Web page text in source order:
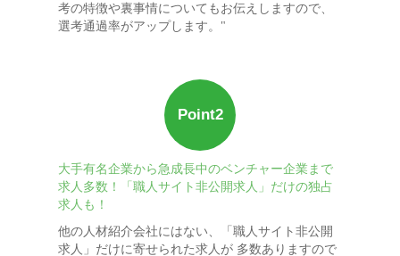
考の特徴や裏事情についてもお伝えしますので、
選考通過率がアップします。"
Point2
大手有名企業から急成長中のベンチャー企業まで
求人多数！「職人サイト非公開求人」だけの独占
求人も！
他の人材紹介会社にはない、「職人サイト非公開
求人」だけに寄せられた求人が 多数ありますので